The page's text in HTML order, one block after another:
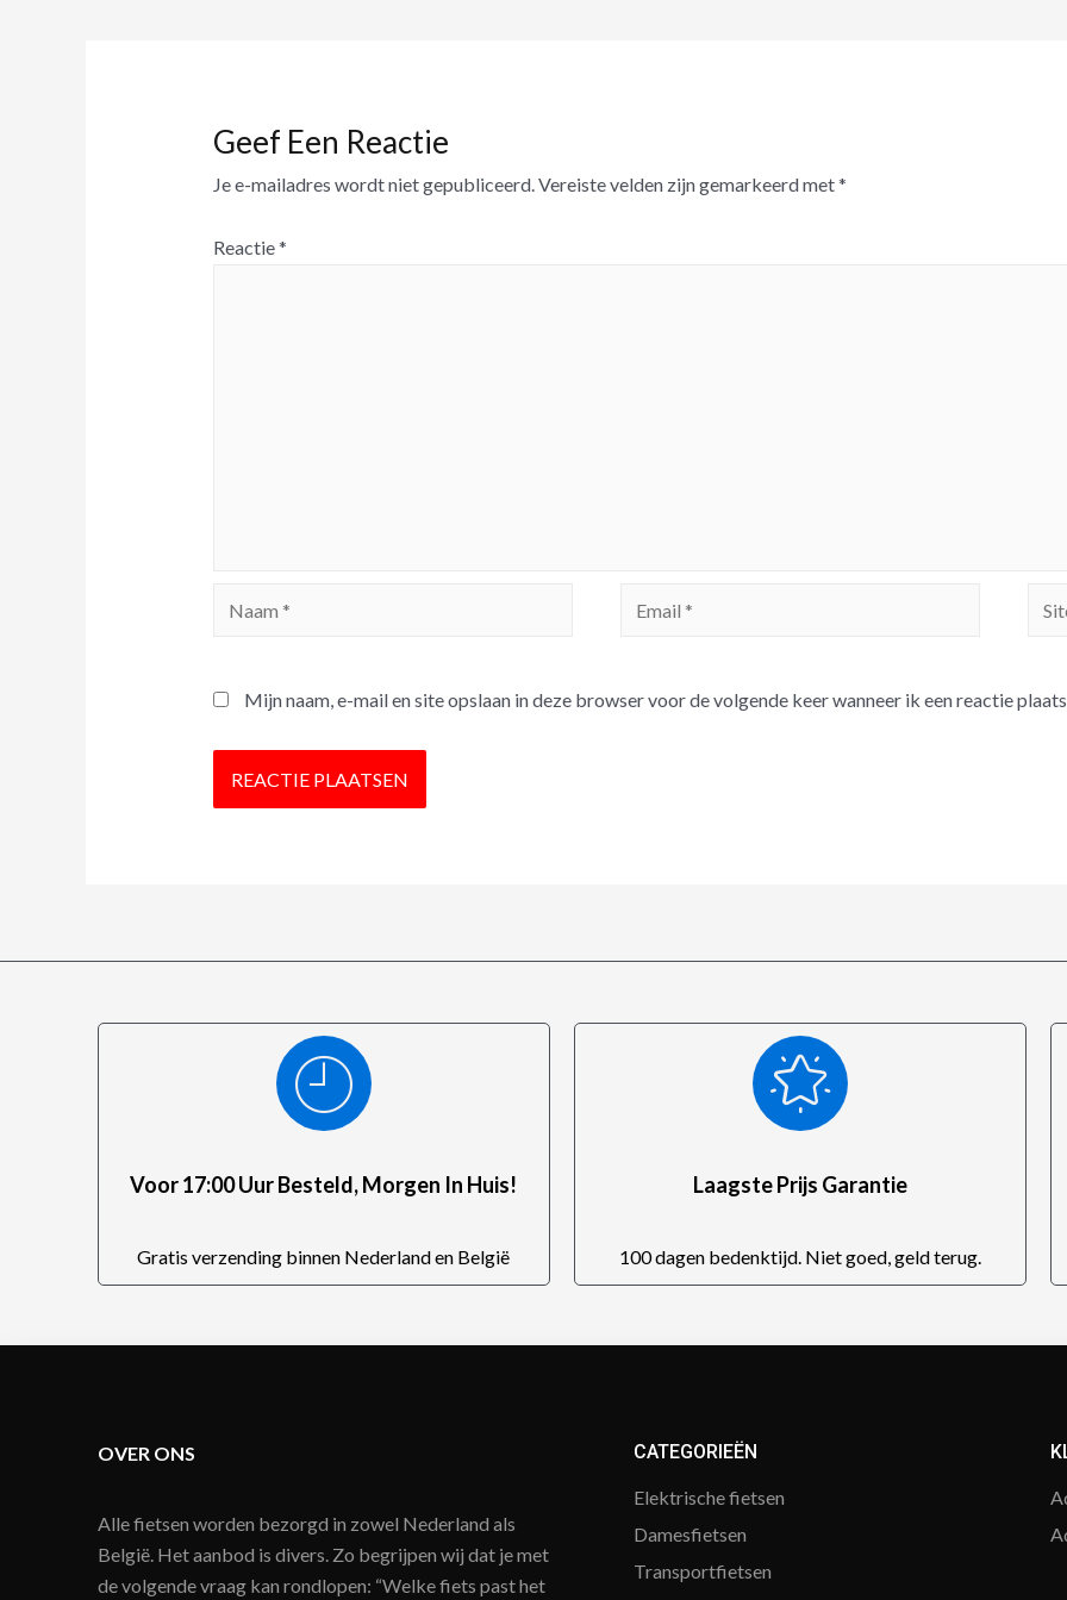
Geef Een Reactie
Je e-mailadres wordt niet gepubliceerd.Vereiste velden zijn gemarkeerd met*
Reactie*
Mijn naam, e-mail en site opslaan in deze browser voor de volgende keer wanneer ik een reactie
Voor 17:00 Uur Besteld, Morgen In Huis!
Gratis verzending binnen Nederland en België
Laagste Prijs Garantie
100 dagen bedenktijd. Niet goed, geld terug.
OVER ONS
Alle fietsen worden bezorgd in zowel Nederland als
België. Het aanbod is divers. Zo begrijpen wij dat je met
de volgende vraag kan rondlopen: “Welke fiets past het
CATEGORIEËN
Elektrische fietsen
Damesfietsen
Transportfietsen